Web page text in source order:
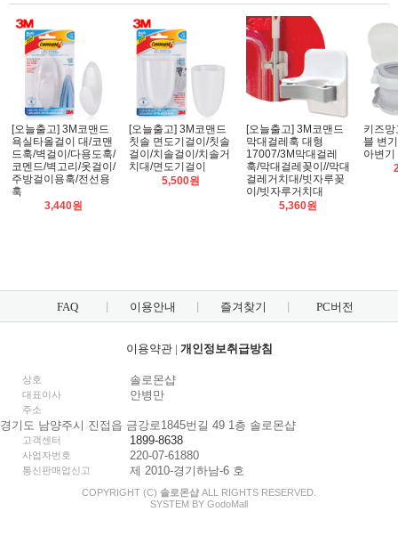
[오늘출고] 3M코맨드
욕실타올걸이 대/코맨
드훅/벽걸이/다용도훅/
코멘드/벽고리/옷걸이/
주방걸이용훅/전선용
훅
3,440원
[오늘출고] 3M코맨드
칫솔 면도기걸이/칫솔
걸이/치솔걸이/치솔거
치대/면도기걸이
5,500원
[오늘출고] 3M코맨드
막대걸레훅 대형
17007/3M막대걸레
훅/막대걸레꽂이//막대
걸레거치대/빗자루꽂
이/빗자루거치대
5,360원
키즈
블 변
아변기
FAQ 이용안내 즐겨찾기 PC버전
이용약관| 개인정보취급방침
상호 솔로몬샵
대표이사 안병만
주소
경기도 남양주시 진접읍 금강로1845번길 49 1층 솔로몬샵
고객센터 1899-8638
사업자번호 220-07-61880
통신판매업신고 제 2010-경기하남-6 호
COPYRIGHT (C) 솔로몬샵 ALL RIGHTS RESERVED.
SYSTEM BY GodoMall